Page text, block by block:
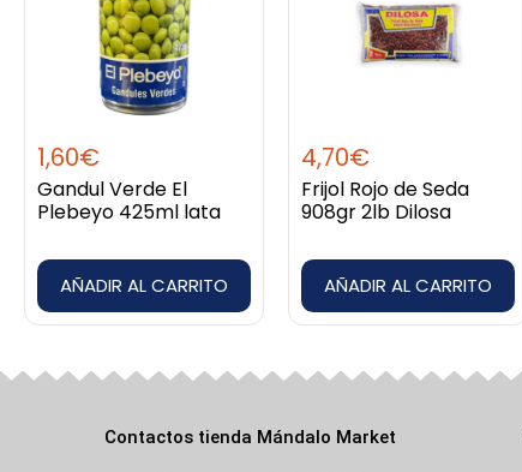
1,60€
Gandul Verde El
Plebeyo 425ml lata
AÑADIR AL CARRITO
4,70€
Frijol Rojo de Seda
908gr 2lb Dilosa
AÑADIR AL CARRITO
Contactos tienda Mándalo Market